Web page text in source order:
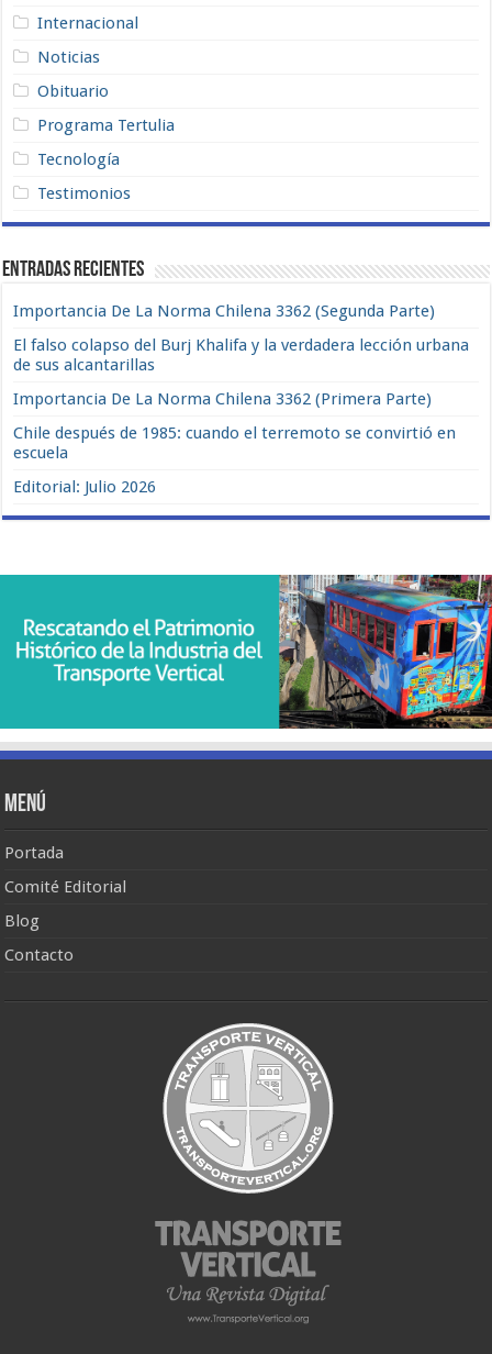
Internacional
Noticias
Obituario
Programa Tertulia
Tecnología
Testimonios
Entradas recientes
Importancia De La Norma Chilena 3362 (Segunda Parte)
El falso colapso del Burj Khalifa y la verdadera lección urbana
de sus alcantarillas
Importancia De La Norma Chilena 3362 (Primera Parte)
Chile después de 1985: cuando el terremoto se convirtió en
escuela
Editorial: Julio 2026
Menú
Portada
Comité Editorial
Blog
Contacto